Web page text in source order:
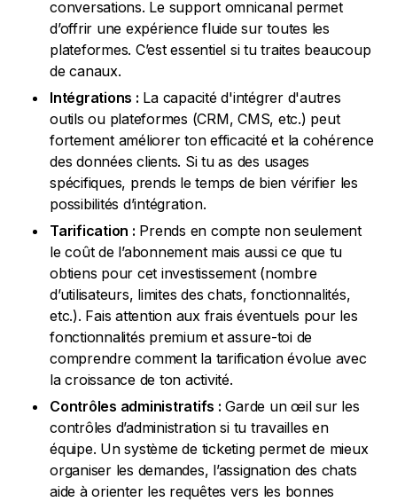
conversations. Le support omnicanal permet
d’offrir une expérience fluide sur toutes les
plateformes. C’est essentiel si tu traites beaucoup
de canaux.
Intégrations : La capacité d'intégrer d'autres
outils ou plateformes (CRM, CMS, etc.) peut
fortement améliorer ton efficacité et la cohérence
des données clients. Si tu as des usages
spécifiques, prends le temps de bien vérifier les
possibilités d’intégration.
Tarification : Prends en compte non seulement
le coût de l’abonnement mais aussi ce que tu
obtiens pour cet investissement (nombre
d’utilisateurs, limites des chats, fonctionnalités,
etc.). Fais attention aux frais éventuels pour les
fonctionnalités premium et assure-toi de
comprendre comment la tarification évolue avec
la croissance de ton activité.
Contrôles administratifs : Garde un œil sur les
contrôles d’administration si tu travailles en
équipe. Un système de ticketing permet de mieux
organiser les demandes, l’assignation des chats
aide à orienter les requêtes vers les bonnes